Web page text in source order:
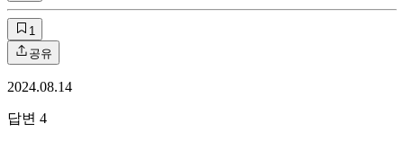
1
공유
2024.08.14
답변 4